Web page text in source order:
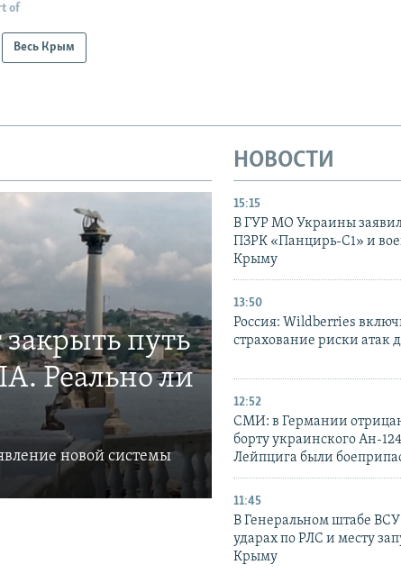
of
Весь Крым
путь
Реально ли
новой системы
НОВОСТИ
15:15
В ГУР МО Украины
ПЗРК «Панцирь-С1» и
Крыму
13:50
Россия: Wildberries
страхование риски атак
12:52
СМИ: в Германии
борту украинского Ан-
Лейпцига были
11:45
В Генеральном штабе ВСУ
ударах по РЛС и месту
Крыму